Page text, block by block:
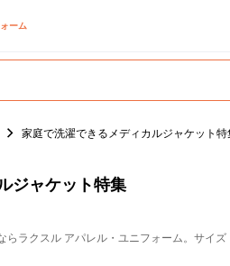
ーム
家庭で洗濯できるメディカルジャケット特
ジャケット特集
ラクスル アパレル・ユニフォーム。サイ